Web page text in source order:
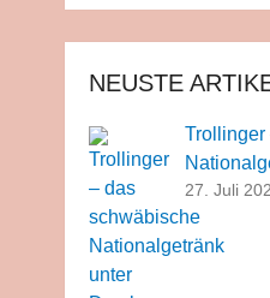
NEUSTE
Trollinger
27. Juli